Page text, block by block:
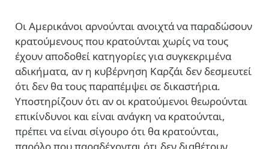
Οι Αμερικάνοι αρνούνται ανοιχτά να παραδώσουν
κρατούμενους που κρατούνται χωρίς να τους
έχουν αποδοθεί κατηγορίες για συγκεκριμένα
αδικήματα, αν η κυβέρνηση Καρζάι δεν δεσμευτεί
ότι δεν θα τους παραπέμψει σε δικαστήρια.
Υποστηρίζουν ότι αν οι κρατούμενοι θεωρούνται
επικίνδυνοι και είναι ανάγκη να κρατούνται,
πρέπει να είναι σίγουρο ότι θα κρατούνται,